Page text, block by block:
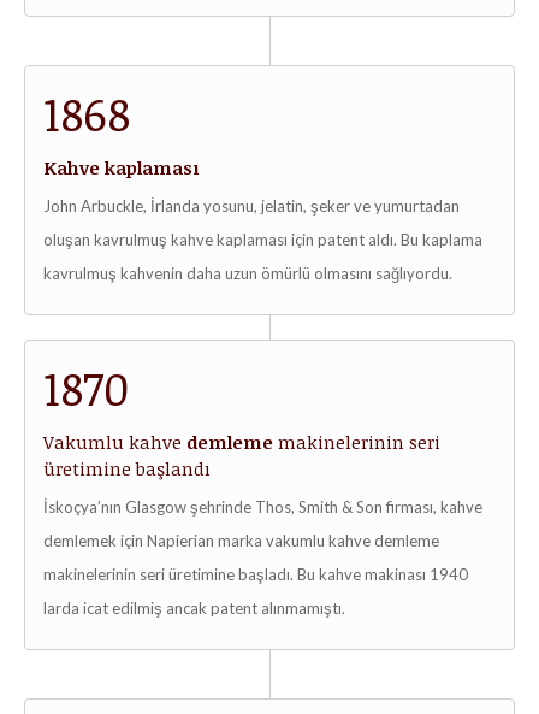
1868
Kahve kaplaması
John Arbuckle, İrlanda yosunu, jelatin, şeker ve yumurtadan
oluşan kavrulmuş kahve kaplaması için patent aldı. Bu kaplama
kavrulmuş kahvenin daha uzun ömürlü olmasını sağlıyordu.
1870
Vakumlu kahve demleme makinelerinin seri
üretimine başlandı
İskoçya’nın Glasgow şehrinde Thos, Smith & Son firması, kahve
demlemek için Napierian marka vakumlu kahve demleme
makinelerinin seri üretimine başladı. Bu kahve makinası 1940
larda icat edilmiş ancak patent alınmamıştı.